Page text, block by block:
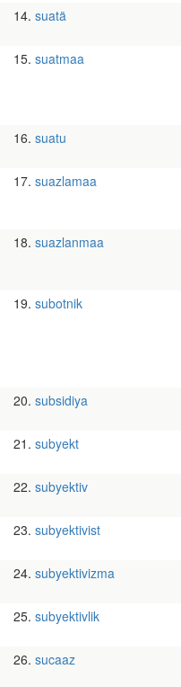
14 suatä
15 suatmaa
16 suatu
17 suazlamaa
18 suazlanmaa
19 subotnik
20 subsidiya
21 subyekt
22 subyektiv
23 subyektivist
24 subyektivizma
25 subyektivlik
26 sucaaz